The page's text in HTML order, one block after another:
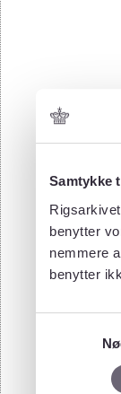
Samtykke
benytter
nemmere
benytter